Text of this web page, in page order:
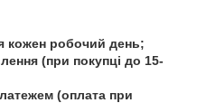
кожен робочий день;
(при покупці до 15-
(оплата при